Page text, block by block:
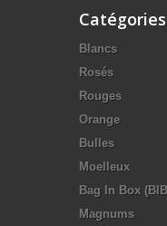
Catégories
Blancs
Rosés
Rouges
Orange
Bulles
Moelleux
Bag In Box
Magnums